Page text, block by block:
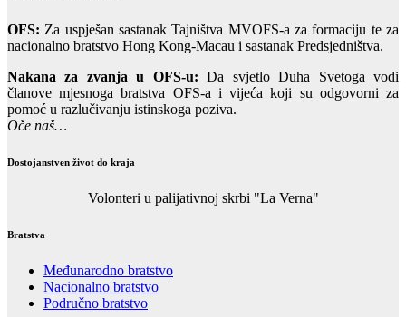
OFS: Za uspješan sastanak Tajništva MVOFS-a za formaciju te za
nacionalno bratstvo Hong Kong-Macau i sastanak Predsjedništva.
Nakana za zvanja u OFS-u: Da svjetlo Duha Svetoga vodi
članove mjesnoga bratstva OFS-a i vijeća koji su odgovorni za
pomoć u razlučivanju istinskoga poziva.
Oče naš…
Dostojanstven život do kraja
Volonteri u palijativnoj skrbi "La Verna"
Bratstva
Međunarodno bratstvo
Nacionalno bratstvo
Područno bratstvo